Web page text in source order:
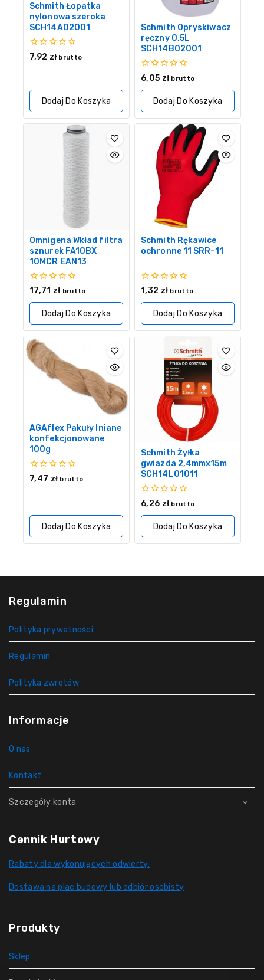
Schmith Łopatka
nylonowa szeroka
SCH14A02001
0
7,92 zł brutto
Dodaj Do Koszyka
Schmith Opryskiwacz
ręczny 0,5L
SCH14B02001
0
5
6,05 zł brutto
Dodaj Do Koszyka
Omnigena Wkład filtra
sznurek FA10BX
10MCR EAN13
0
5
17,71 zł brutto
Dodaj Do Koszyka
Schmith Rękawice
ochronne 11 SRR-11
0
5
1,32 zł brutto
Dodaj Do Koszyka
AGAflex Pakuły lniane
konfekcjonowane
100g
0
7,47 zł brutto
Dodaj Do Koszyka
Schmith Żyłka
gwiazda 2,4mmx15m
SCH14L01011
0
5
6,26 zł brutto
Dodaj Do Koszyka
Regulamin
Polityka prywatności
Regulamin
Polityka zwrotów
Informacje
O nas
Kontakt
Szczegóły konta
Cennik Hurtowy
Rabaty dla wykonujących odwierty.
Dostawa na plac budowy lub odbiór osobisty
Produkty
Sklep